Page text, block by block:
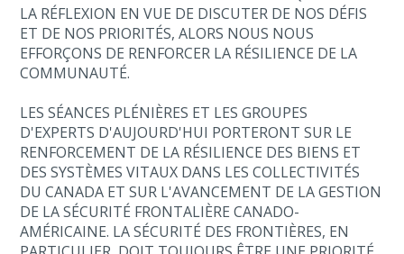
LA RÉFLEXION EN VUE DE DISCUTER DE NOS DÉFIS
ET DE NOS PRIORITÉS, ALORS NOUS NOUS
EFFORÇONS DE RENFORCER LA RÉSILIENCE DE LA
COMMUNAUTÉ.
LES SÉANCES PLÉNIÈRES ET LES GROUPES
D'EXPERTS D'AUJOURD'HUI PORTERONT SUR LE
RENFORCEMENT DE LA RÉSILIENCE DES BIENS ET
DES SYSTÈMES VITAUX DANS LES COLLECTIVITÉS
DU CANADA ET SUR L'AVANCEMENT DE LA GESTION
DE LA SÉCURITÉ FRONTALIÈRE CANADO-
AMÉRICAINE. LA SÉCURITÉ DES FRONTIÈRES, EN